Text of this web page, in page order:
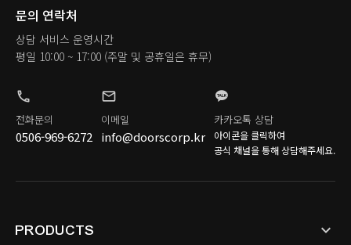
문의 연락처
상담 서비스 운영시간
평일 10:00 ~ 17:00 (주말 및 공휴일은 휴무)
phone
전화문의
0506-969-6272
mail
이메일
info@doorscorp.kr
카카오톡 상담
아이콘을 클릭하여
공식 채널을 통해 상담해주세요.
PRODUCTS keyboard_arrow_down